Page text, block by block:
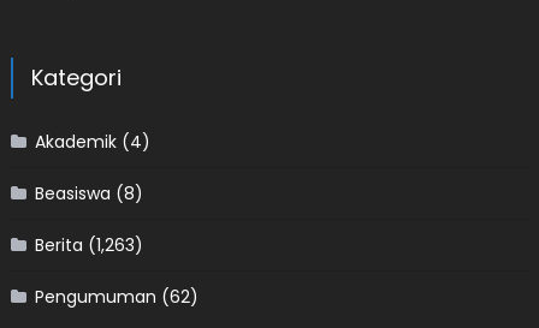
Kategori
Akademik(4)
Beasiswa (8)
Berita (1,263)
Pengumuman (62)